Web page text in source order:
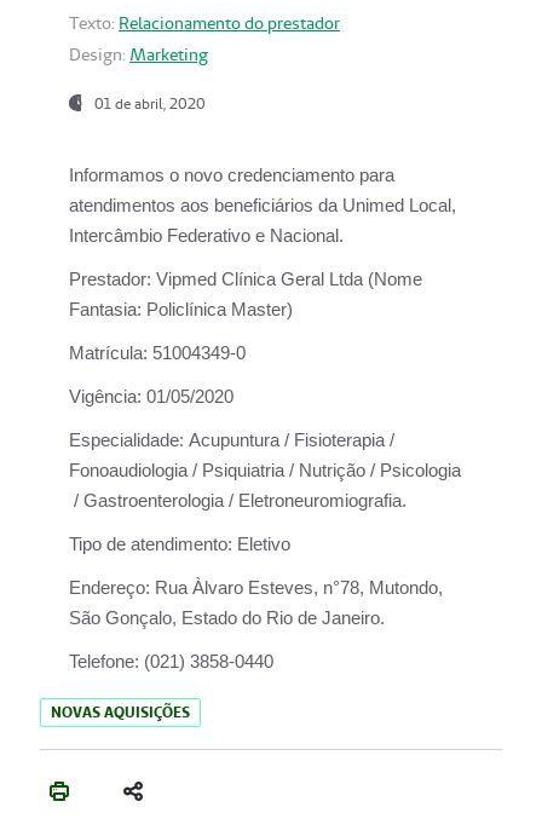
Texto: Relacionamento do prestador
Design: Marketing
01 de abril, 2020
Informamos o novo credenciamento para
atendimentos aos beneficiários da Unimed Local,
Intercâmbio Federativo e Nacional.
Prestador: Vipmed Clínica Geral Ltda (Nome
Fantasia: Policlínica Master)
Matrícula: 51004349-0
Vigência: 01/05/2020
Especialidade: Acupuntura / Fisioterapia /
Fonoaudiologia / Psiquiatria / Nutrição / Psicologia
/ Gastroenterologia / Eletroneuromiografia.
Tipo de atendimento: Eletivo
Endereço: Rua Àlvaro Esteves, n°78, Mutondo,
São Gonçalo, Estado do Rio de Janeiro.
Telefone: (021) 3858-0440
NOVAS AQUISIÇÕES